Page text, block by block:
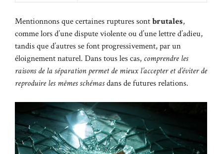
Mentionnons que certaines ruptures sontbrutales,
comme lors d’une dispute violente ou d’une lettre d’adieu,
tandis que d’autres se font progressivement, par un
éloignement naturel. Dans tous les cas, comprendre les
raisons de la séparation permet de mieux l’accepter et d’éviter de
reproduire les mêmes schémasdans de futures relations.